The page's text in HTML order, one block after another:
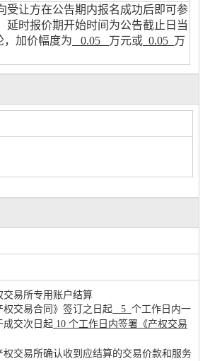
受让方在公告期内报名成功后即可参
延时报价期开始时间为公告截止日当
，加价幅度为 0.05 万元或 0.05 万
易所专用账户结算
交易合同》签订之日起
5 个工作日内一
成交次日起 10 个工作日内签署《产权交易
交易所确认收到应结算的交易价款和服务